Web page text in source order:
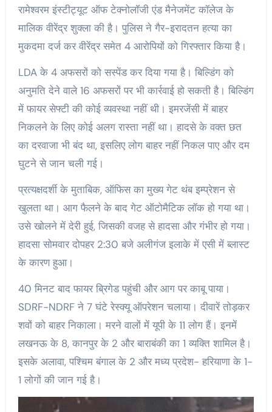
रामेश्वरम इंस्टीट्यूट ऑफ टेक्नोलॉजी एंड मैनेजमेंट कॉलेज के
मालिक वीरेंद्र शुक्ला की है। पुलिस ने गैर-इरादतन हत्या का
मुकदमा दर्ज कर वीरेंद्र समेत 4 आरोपियों को गिरफ्तार किया है।
LDA के 4 अफसरों को सस्पेंड कर दिया गया है। बिल्डिंग को
अनुमति देने वाले 16 अफसरों पर भी कार्रवाई हो सकती है। बिल्डिंग
में फायर सेफ्टी की कोई व्यवस्था नहीं थी। इमरजेंसी में बाहर
निकलने के लिए कोई अलग रास्ता नहीं था। हादसे के वक्त छत
का दरवाजा भी बंद था, इसलिए लोग बाहर नहीं निकल पाए और दम
घुटने से जान चली गई।
प्रत्यक्षदर्शी के मुताबिक, ऑफिस का मुख्य गेट थंब इम्प्रेशन से
खुलता था। आग फैलने के बाद गेट ऑटोमैटिक लॉक हो गया था।
उसे खोलने में देरी हुई, जिसकी वजह से हादसा और गंभीर हो गया।
हादसा सोमवार दोपहर 2:30 बजे अलीगंज इलाके में एसी में ब्लास्ट
के कारण हुआ।
40 मिनट बाद फायर ब्रिगेड पहुंची और आग पर काबू पाया।
SDRF-NDRF ने 7 घंटे रेस्क्यू ऑपरेशन चलाया। दीवारें तोड़कर
शवों को बाहर निकाला। मरने वालों में यूपी के 11 लोग हैं। इनमें
लखनऊ के 8, कानपुर के 2 और बाराबंकी का 1 व्यक्ति शामिल है।
इसके अलावा, पश्चिम बंगाल के 2 और मध्य प्रदेश- हरियाणा के 1-
1 लोगों की जान गई है।